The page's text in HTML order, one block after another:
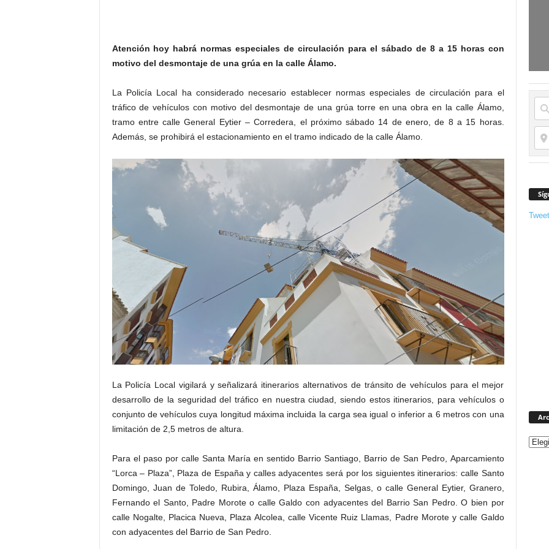
Atención hoy habrá normas especiales de circulación para el sábado de 8 a 15 horas con
motivo del desmontaje de una grúa en la calle Álamo.
La Policía Local ha considerado necesario establecer normas especiales de circulación para el
tráfico de vehículos con motivo del desmontaje de una grúa torre en una obra en la calle Álamo,
tramo entre calle General Eytier – Corredera, el próximo sábado 14 de enero, de 8 a 15 horas.
Además, se prohibirá el estacionamiento en el tramo indicado de la calle Álamo.
La Policía Local vigilará y señalizará itinerarios alternativos de tránsito de vehículos para el mejor
desarrollo de la seguridad del tráfico en nuestra ciudad, siendo estos itinerarios, para vehículos o
conjunto de vehículos cuya longitud máxima incluida la carga sea igual o inferior a 6 metros con una
limitación de 2,5 metros de altura.
Para el paso por calle Santa María en sentido Barrio Santiago, Barrio de San Pedro, Aparcamiento
“Lorca – Plaza”, Plaza de España y calles adyacentes será por los siguientes itinerarios: calle Santo
Domingo, Juan de Toledo, Rubira, Álamo, Plaza España, Selgas, o calle General Eytier, Granero,
Fernando el Santo, Padre Morote o calle Galdo con adyacentes del Barrio San Pedro. O bien por
calle Nogalte, Placica Nueva, Plaza Alcolea, calle Vicente Ruiz Llamas, Padre Morote y calle Galdo
con adyacentes del Barrio de San Pedro.